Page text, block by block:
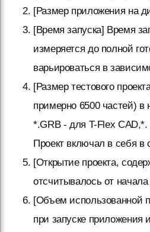
[Размер приложения на
[Время запуска] Время
измеряется до полной
варьироваться в
[Размер тестового
примерно 6500 частей)
*.GRB - для T-Flex
Проект включал в себя
[Открытие проекта,
отсчитывалось от
[Объем использованной
при запуске